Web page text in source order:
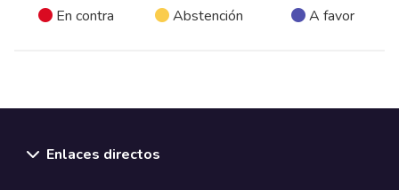
En contra Abstención A favor
Enlaces directos